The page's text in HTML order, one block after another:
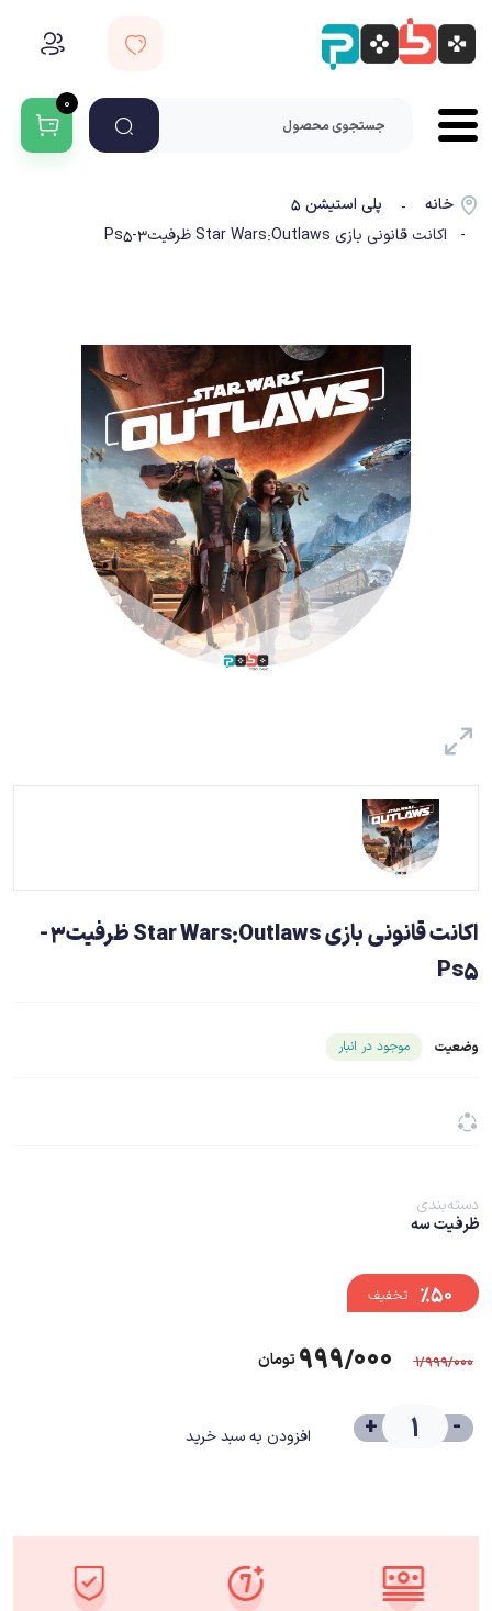
۰
خانه -
پلی استیشن ۵
- اکانت قانونی بازی Star Wars:Outlaws ظرفیت3-Ps5
اکانت قانونی بازی Star Wars:Outlaws ظرفیت3-
Ps5
وضعیت موجود در انبارشناسه محصول ۲۶۶۹۷
دسته‌بندی
ظرفیت سه
%۵۰ تخفیف
۱/۹۹۹/۰۰۰ ۹۹۹/۰۰۰ تومان
-
+ افزودن به سبد خرید